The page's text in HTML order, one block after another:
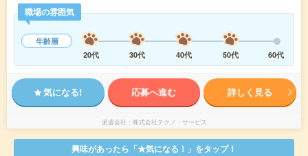
職場の雰囲気
年齢層
20代
30代 40代 50代 60代
気になる! 応募へ進む 詳しく見る
派遣会社 株式会社テクノ・サービス
興味があったら「★気になる！」をタップ！